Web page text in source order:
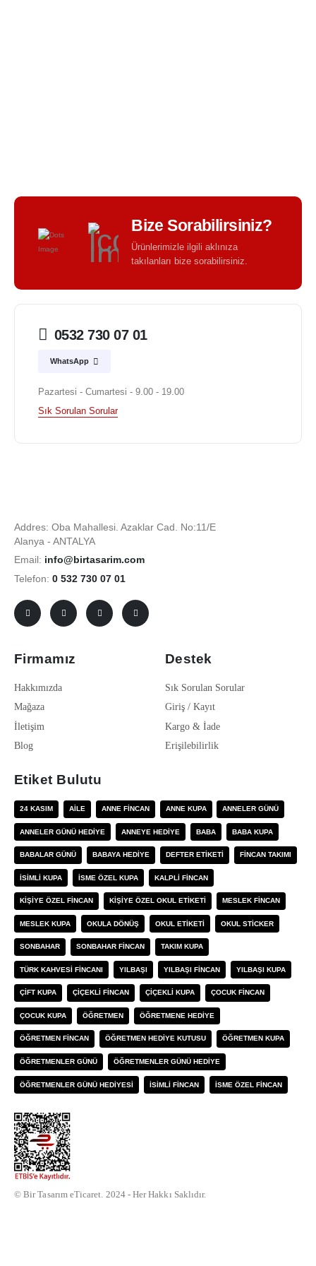
Bize Sorabilirsiniz?
Ürünlerimizle ilgili aklınıza
takılanları bize sorabilirsiniz.
0532 730 07 01
WhatsApp
Pazartesi - Cumartesi - 9.00 - 19.00
Sık Sorulan Sorular
Addres: Oba Mahallesi. Azaklar Cad. No:11/E
Alanya - ANTALYA
Email: info@birtasarim.com
Telefon: 0 532 730 07 01
Firmamız
Hakkımızda
Mağaza
İletişim
Blog
Destek
Sık Sorulan Sorular
Giriş / Kayıt
Kargo & İade
Erişilebilirlik
Etiket Bulutu
24 KASIM AILE ANNE FINCAN ANNE KUPA ANNELER GÜNÜ
ANNELER GÜNÜ HEDIYE ANNEYE HEDIYE BABA BABA KUPA
BABALAR GÜNÜ BABAYA HEDIYE DEFTER ETIKETI FINCAN TAKIMI
ISIMLI KUPA ISME ÖZEL KUPA KALPLI FINCAN
KIŞIYE ÖZEL FINCAN KIŞIYE ÖZEL OKUL ETIKETI MESLEK FINCAN
MESLEK KUPA OKULA DÖNÜŞ OKUL ETIKETI OKUL STICKER
SONBAHAR SONBAHAR FINCAN TAKIM KUPA
TÜRK KAHVESI FINCANI YILBAŞI YILBAŞI FINCAN YILBAŞI KUPA
ÇIFT KUPA ÇIÇEKLI FINCAN ÇIÇEKLI KUPA ÇOCUK FINCAN
ÇOCUK KUPA ÖĞRETMEN ÖĞRETMENE HEDIYE
ÖĞRETMEN FINCAN ÖĞRETMEN HEDIYE KUTUSU ÖĞRETMEN KUPA
ÖĞRETMENLER GÜNÜ ÖĞRETMENLER GÜNÜ HEDIYE
ÖĞRETMENLER GÜNÜ HEDIYESI İSIMLI FINCAN İSME ÖZEL FINCAN
© Bir Tasarım eTicaret. 2024 - Her Hakkı Saklıdır.